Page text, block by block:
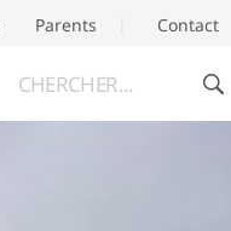
Parents Contact
CHERCHER...